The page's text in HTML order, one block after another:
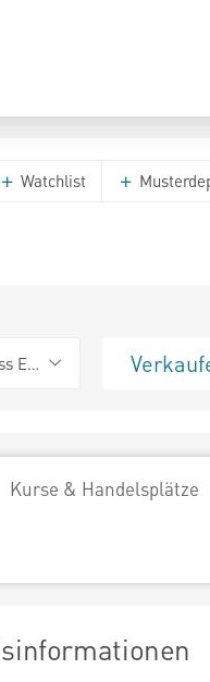
Watchlist
Exchange
Kurse & Handelsplätze